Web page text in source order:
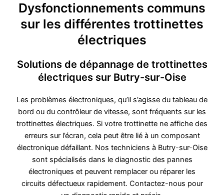
Dysfonctionnements communs
sur les différentes trottinettes
électriques
Solutions de dépannage de trottinettes
électriques sur Butry-sur-Oise
Les problèmes électroniques, qu’il s’agisse du tableau de
bord ou du contrôleur de vitesse, sont fréquents sur les
trottinettes électriques. Si votre trottinette ne affiche des
erreurs sur l’écran, cela peut être lié à un composant
électronique défaillant. Nos techniciens à Butry-sur-Oise
sont spécialisés dans le diagnostic des pannes
électroniques et peuvent remplacer ou réparer les
circuits défectueux rapidement. Contactez-nous pour